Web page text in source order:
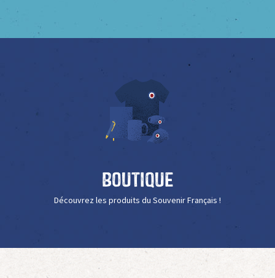
Boutique
Découvrez les produits du Souvenir Français !